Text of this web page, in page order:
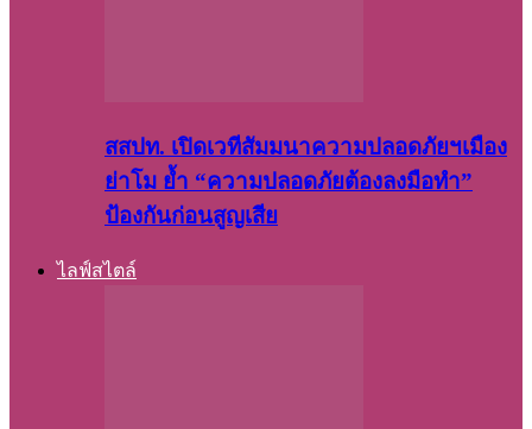
สสปท. เปิดเวทีสัมมนาความปลอดภัยฯเมือง
ย่าโม ย้ำ “ความปลอดภัยต้องลงมือทำ”
ป้องกันก่อนสูญเสีย
ไลฟ์สไตล์